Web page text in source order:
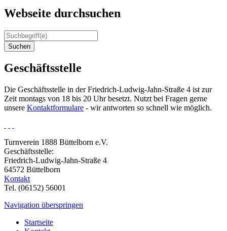
Webseite durchsuchen
Suchen
Geschäftsstelle
Die Geschäftsstelle in der Friedrich-Ludwig-Jahn-Straße 4 ist zur
Zeit montags von 18 bis 20 Uhr besetzt. Nutzt bei Fragen gerne
unsere Kontaktformulare - wir antworten so schnell wie möglich.
Turnverein 1888 Büttelborn e.V.
Geschäftsstelle:
Friedrich-Ludwig-Jahn-Straße 4
64572 Büttelborn
Kontakt
Tel. (06152) 56001
Navigation überspringen
Startseite